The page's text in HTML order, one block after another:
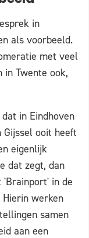
in
als voorbeeld.
met veel
in Twente ook,
in Eindhoven
ooit heeft
eigenlijk
dat zegt, dan
'Brainport' in de
werken
samen
aan een